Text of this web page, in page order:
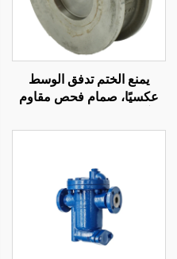
يمنع الختم تدفق الوسط
عكسيًا، صمام فحص مقاوم
فحص من النوع الرقائقي